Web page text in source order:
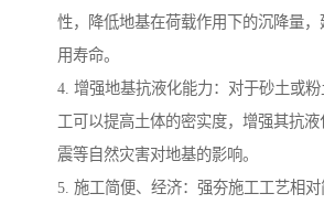
性，降低地基在荷载作用下的沉降量
用寿命。
4. 增强地基抗液化能力：对于砂土或
工可以提高土体的密实度，增强其抗
震等自然灾害对地基的影响。
5. 施工简便、经济：强夯施工工艺相